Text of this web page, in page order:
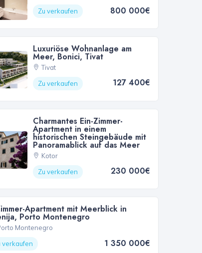
Zu verkaufen
800 000€
Luxuriöse Wohnanlage am
Meer, Bonici, Tivat
Tivat
Zu verkaufen
127 400€
Charmantes Ein-Zimmer-
Apartment in einem
historischen Steingebäude mit
Panoramablick auf das Meer
Kotor
Zu verkaufen
230 000€
Apartment mit Meerblick in
Porto Montenegro
Montenegro
verkaufen
1 350 000€